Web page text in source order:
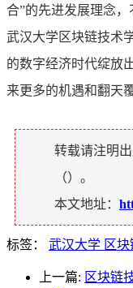
合”的先进发展理念
武汉大学区块链技术
的数字经济时代绽放
来更多的机遇和翻天
转载请注明出
（）。
本文地址：
标签： 武汉大学 区块
上一篇: 区块链